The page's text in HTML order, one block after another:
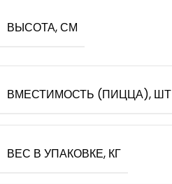
ВЫСОТА, СМ
ВМЕСТИМОСТЬ (ПИЦЦА), ШТ
ВЕС В УПАКОВКЕ, КГ